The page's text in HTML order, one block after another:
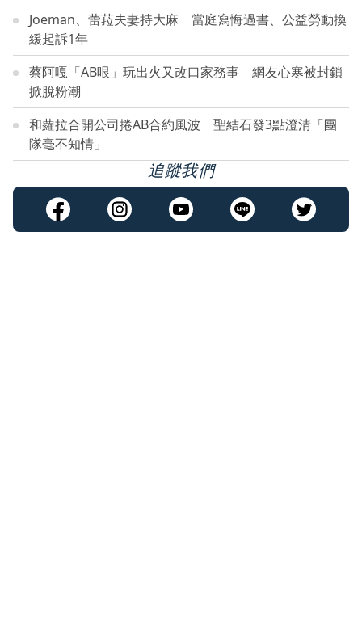
Joeman、蕾菈夫妻持大麻 當庭寫悔過書、公益勞動換
緩起訴1年
蔡阿嘎「AB哏」玩出火又改口家務事 網友心寒被封鎖
掀脫粉潮
和蘿拉合開公司捲AB合約風波 聖結石發3點澄清「團
隊毫不知情」
追蹤我們